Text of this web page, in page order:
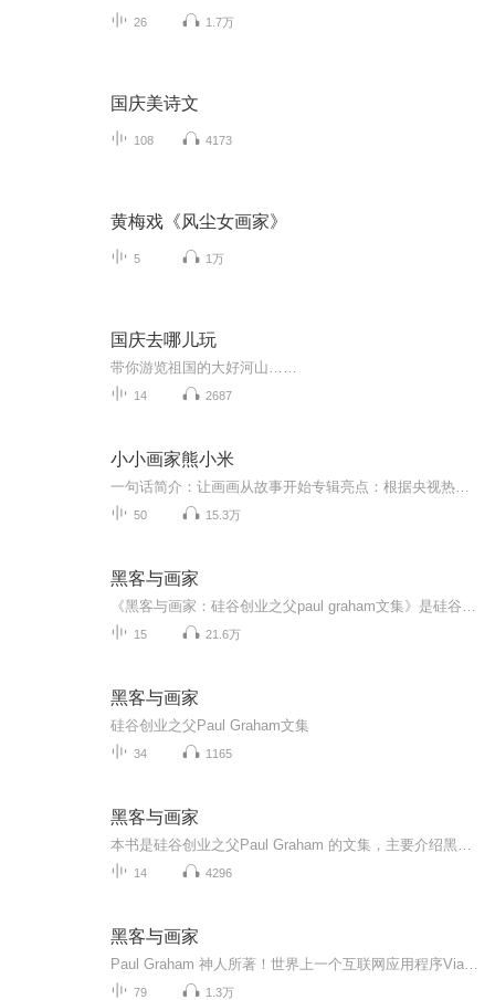
26 1.7万
国庆美诗文
108 4173
黄梅戏《风尘女画家》
5 1万
国庆去哪儿玩
带你游览祖国的大好河山……
14 2687
小小画家熊小米
50 15.3万
黑客与画家
15 21.6万
黑客与画家
硅谷创业之父Paul Graham文集
34 1165
黑客与画家
14 4296
黑客与画家
79 1.3万